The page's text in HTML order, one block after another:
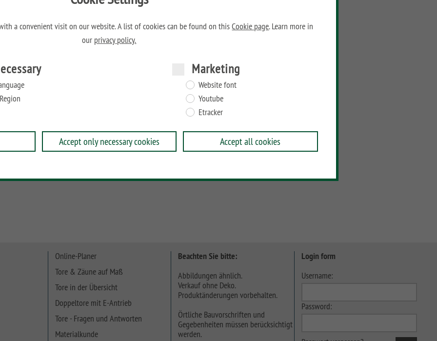
a convenient visit on our website. A list of cookies can be found on thisCookie page. Learn more in
our privacy policy.
Region
Marketing
Website font
Youtube
Etracker
Accept only necessary cookies Accept all cookies
Online-Planer
Tore & Zäune auf Maß
Tore in der Übersicht
Doppeltore mit E-Antrieb
Tore - Fragen und Antworten
Materialkunde
Beachten Sie bitte:
Abbildungen ähnlich.
Verkauf ohne Deko.
Produktänderungen vorbehalten.
Örtliche Bauvorschriften und
Gegebenheiten müssen berücksichtigt
werden.
Login form
Username:
Password: